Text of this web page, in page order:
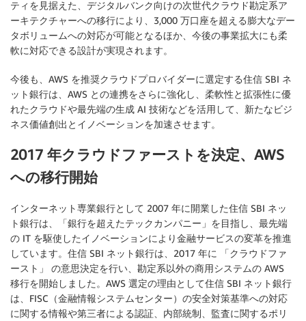
ティを見据えた、デジタルバンク向けの次世代クラウド勘定系ア
ーキテクチャーへの移行により、3,000 万口座を超える膨大なデー
タボリュームへの対応が可能となるほか、今後の事業拡大にも柔
軟に対応できる設計が実現されます。
今後も、AWS を推奨クラウドプロバイダーに選定する住信 SBI ネ
ット銀行は、AWS との連携をさらに強化し、柔軟性と拡張性に優
れたクラウドや最先端の生成 AI 技術などを活用して、新たなビジ
ネス価値創出とイノベーションを加速させます。
2017 年クラウドファーストを決定、AWS
への移行開始
インターネット専業銀行として 2007 年に開業した住信 SBI ネッ
ト銀行は、「銀行を超えたテックカンパニー」を目指し、最先端
の IT を駆使したイノベーションにより金融サービスの変革を推進
しています。住信 SBI ネット銀行は、2017 年に 「クラウドファ
ースト」 の意思決定を行い、勘定系以外の商用システムの AWS
移行を開始しました。AWS 選定の理由として住信 SBI ネット銀行
は、FISC（金融情報システムセンター）の安全対策基準への対応
に関する情報や第三者による認証、内部統制、監査に関するポリ